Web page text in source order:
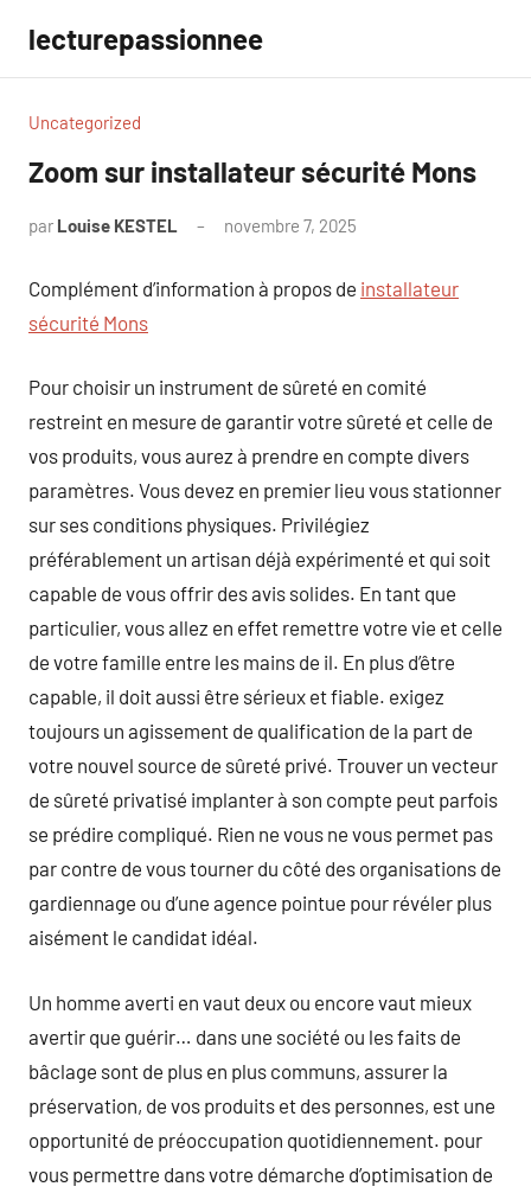
contenu
lecturepassionnee
Uncategorized
Zoom sur installateur sécurité Mons
par Louise KESTEL novembre 7, 2025
Complément d’information à propos de installateur
sécurité Mons
Pour choisir un instrument de sûreté en comité
restreint en mesure de garantir votre sûreté et celle de
vos produits, vous aurez à prendre en compte divers
paramètres. Vous devez en premier lieu vous stationner
sur ses conditions physiques. Privilégiez
préférablement un artisan déjà expérimenté et qui soit
capable de vous offrir des avis solides. En tant que
particulier, vous allez en effet remettre votre vie et celle
de votre famille entre les mains de il. En plus d’être
capable, il doit aussi être sérieux et fiable. exigez
toujours un agissement de qualification de la part de
votre nouvel source de sûreté privé. Trouver un vecteur
de sûreté privatisé implanter à son compte peut parfois
se prédire compliqué. Rien ne vous ne vous permet pas
par contre de vous tourner du côté des organisations de
gardiennage ou d’une agence pointue pour révéler plus
aisément le candidat idéal.
Un homme averti en vaut deux ou encore vaut mieux
avertir que guérir… dans une société ou les faits de
bâclage sont de plus en plus communs, assurer la
préservation, de vos produits et des personnes, est une
opportunité de préoccupation quotidiennement. pour
vous permettre dans votre démarche d’optimisation de